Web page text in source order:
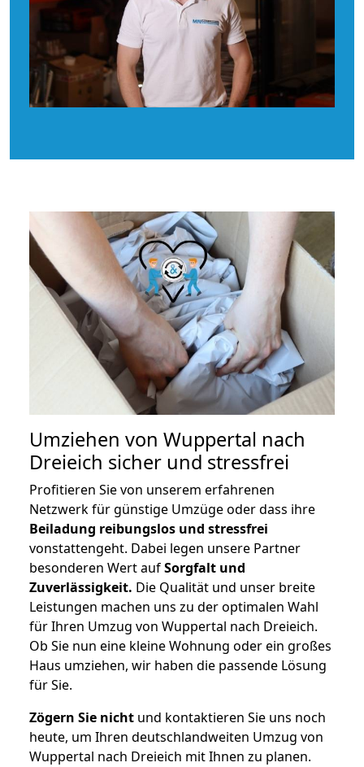
Umziehen von Wuppertal nach
Dreieich sicher und stressfrei
Profitieren Sie von unserem erfahrenen
Netzwerk für günstige Umzüge oder dass ihre
Beiladung reibungslos und stressfrei
vonstattengeht. Dabei legen unsere Partner
besonderen Wert aufSorgfalt und
Zuverlässigkeit. Die Qualität und unser breite
Leistungen machen uns zu der optimalen Wahl
für Ihren Umzug von Wuppertal nach Dreieich.
Ob Sie nun eine kleine Wohnung oder ein großes
Haus umziehen, wir haben die passende Lösung
für Sie.
Zögern Sie nicht und kontaktieren Sie uns noch
heute, um Ihren deutschlandweiten Umzug von
Wuppertal nach Dreieich mit Ihnen zu planen.